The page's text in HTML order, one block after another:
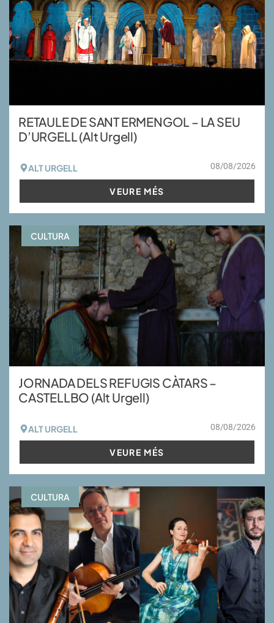
RETAULE DE SANT ERMENGOL – LA SEU
D’URGELL (Alt Urgell)
ALT URGELL 08/08/2026
VEURE MÉS
CULTURA
JORNADA DELS REFUGIS CÀTARS –
CASTELLBO (Alt Urgell)
ALT URGELL 08/08/2026
VEURE MÉS
CULTURA